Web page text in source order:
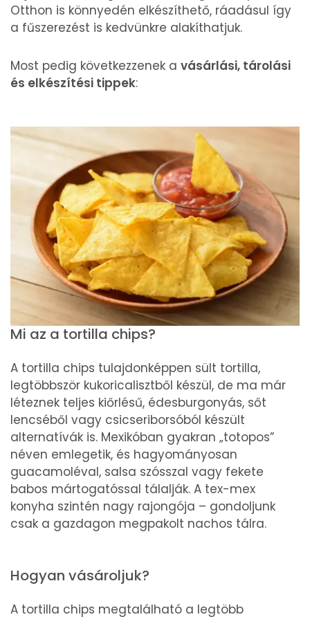
Otthon is könnyedén elkészíthető, ráadásul így
a fűszerezést is kedvünkre alakíthatjuk.
Most pedig következzenek a vásárlási, tárolási
és elkészítési tippek:
Mi az a tortilla chips?
A tortilla chips tulajdonképpen sült tortilla,
legtöbbször kukoricalisztből készül, de ma már
léteznek teljes kiőrlésű, édesburgonyás, sőt
lencséből vagy csicseriborsóból készült
alternatívák is. Mexikóban gyakran „totopos”
néven emlegetik, és hagyományosan
guacamoléval, salsa szósszal vagy fekete
babos mártogatóssal tálalják. A tex-mex
konyha szintén nagy rajongója – gondoljunk
csak a gazdagon megpakolt nachos tálra.
Hogyan vásároljuk?
A tortilla chips megtalálható a legtöbb